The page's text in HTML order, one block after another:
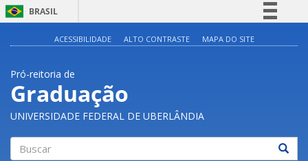
BRASIL
Legislação
Canais
ACESSIBILIDADE ALTO CONTRASTE MAPA DO SITE
Pró-reitoria de
Graduação
UNIVERSIDADE FEDERAL DE UBERLÂNDIA